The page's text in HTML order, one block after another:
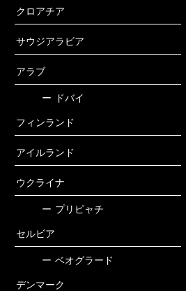
クロアチア
サウジアラビア
アラブ
ー ドバイ
フィンランド
アイルランド
ウクライナ
ー プリピャチ
セルビア
ー ベオグラード
デンマーク